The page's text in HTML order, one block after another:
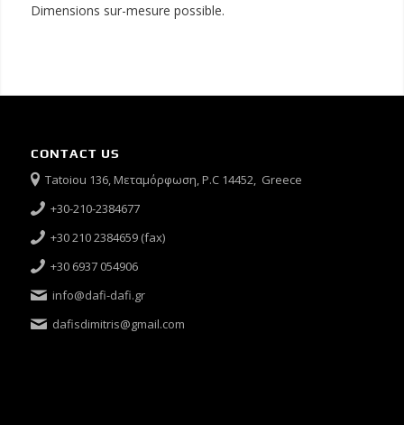
Dimensions sur-mesure possible.
CONTACT US
Tatoiou 136, Μεταμόρφωση, P.C 14452, Greece
+30-210-2384677
+30 210 2384659 (fax)
+30 6937 054906
info@dafi-dafi.gr
dafisdimitris@gmail.com